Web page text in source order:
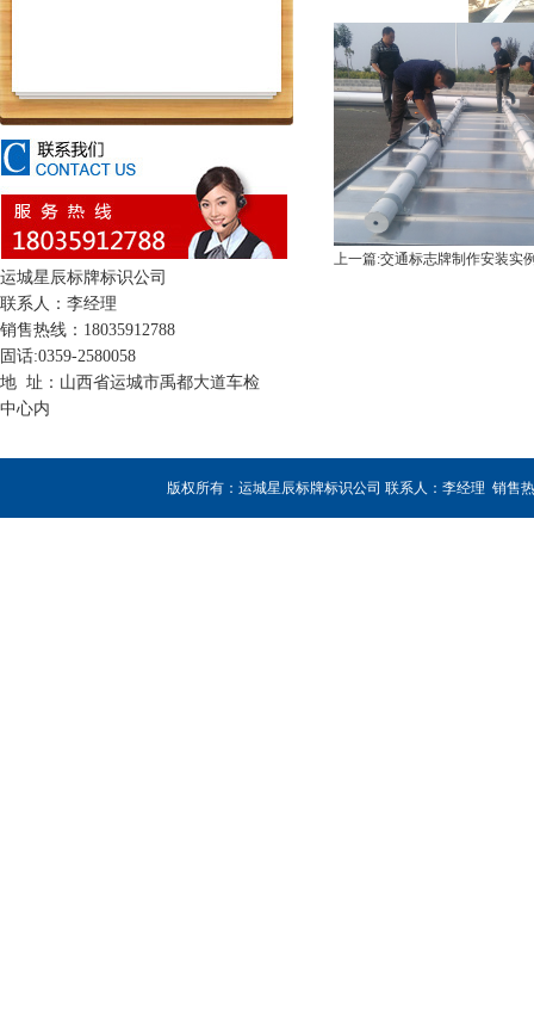
运城星辰标牌标识公司
联系人：李经理
销售热线：18035912788
固话:0359-2580058
地 址：山西省运城市禹都大道车检
中心内
上一篇:交通标志牌制作安装实
版权所有：运城星辰标牌标识公司 联系人：李经理 销售